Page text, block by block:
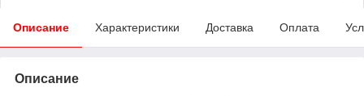
Описание Характеристики Доставка Оплата
Описание